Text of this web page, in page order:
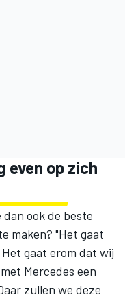
even op zich
ook de beste
maken? "Het gaat
gaat erom dat wij
Mercedes een
zullen we deze